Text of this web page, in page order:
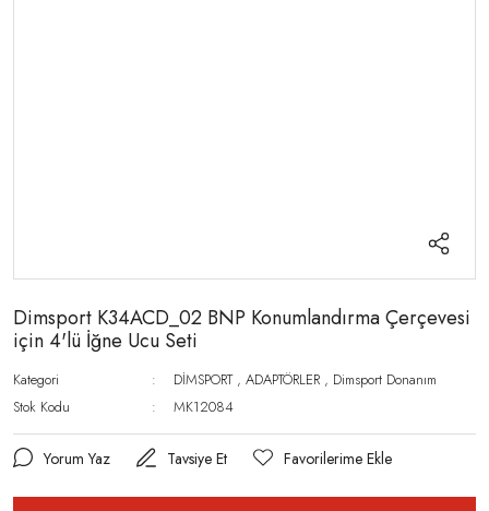
Dimsport K34ACD_02 BNP Konumlandırma Çerçevesi
için 4'lü İğne Ucu Seti
Kategori DİMSPORT ,ADAPTÖRLER , Dimsport Donanım
Stok Kodu
MK12084
Yorum Yaz Tavsiye Et